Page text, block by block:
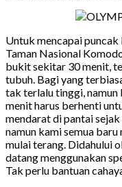
Untuk mencapai puncak
Taman Nasional
bukit sekitar 30 menit,
tubuh. Bagi yang
tak terlalu tinggi,
menit harus berhenti
mendarat di pantai
namun kami semua
mulai terang. Didahului
datang menggunakan
Tak perlu bantuan